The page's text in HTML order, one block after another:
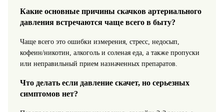
Какие основные причины скачков артериального
давления встречаются чаще всего в быту?
Чаще всего это ошибки измерения, стресс, недосып,
кофеин/никотин, алкоголь и соленая еда, а также пропуски
или неправильный прием назначенных препаратов.
Что делать если давление скачет, но серьезных
симптомов нет?